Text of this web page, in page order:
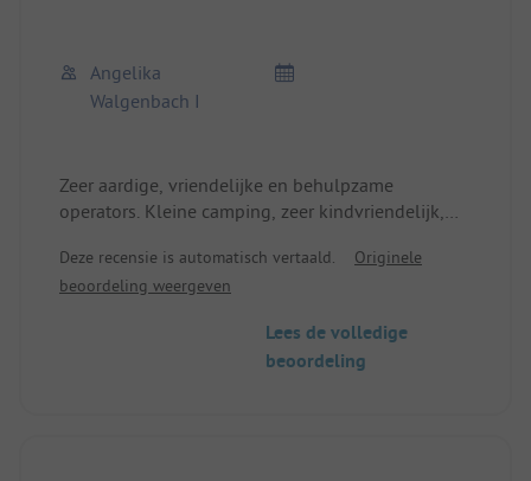
Angelika
Walgenbach I
Zeer aardige, vriendelijke en behulpzame
operators. Kleine camping, zeer kindvriendelijk,
wandelen en fietsen. Honden toegestaan! Je kunt
hier ook lekker eten. Pure ontspanning!
Deze recensie is automatisch vertaald.
Originele
beoordeling weergeven
Lees de volledige
beoordeling